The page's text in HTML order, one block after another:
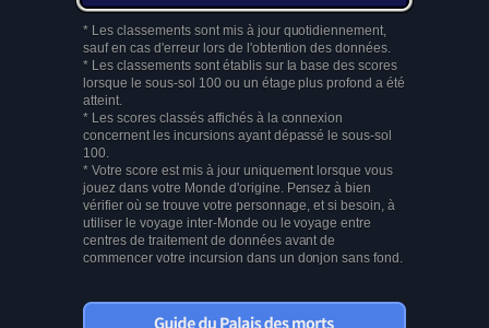
* Les classements sont mis à jour quotidiennement,
sauf en cas d'erreur lors de l'obtention des données.
* Les classements sont établis sur la base des scores
lorsque le sous-sol 100 ou un étage plus profond a été
atteint.
* Les scores classés affichés à la connexion
concernent les incursions ayant dépassé le sous-sol
100.
* Votre score est mis à jour uniquement lorsque vous
jouez dans votre Monde d'origine. Pensez à bien
vérifier où se trouve votre personnage, et si besoin, à
utiliser le voyage inter-Monde ou le voyage entre
centres de traitement de données avant de
commencer votre incursion dans un donjon sans fond.